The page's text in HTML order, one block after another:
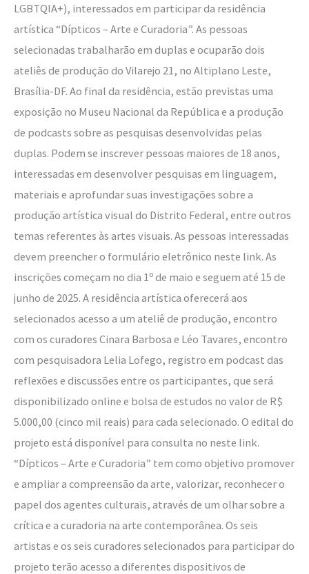
LGBTQIA+), interessados em participar da residência
artística “Dípticos – Arte e Curadoria”. As pessoas
selecionadas trabalharão em duplas e ocuparão dois
ateliês de produção do Vilarejo 21, no Altiplano Leste,
Brasília-DF. Ao final da residência, estão previstas uma
exposição no Museu Nacional da República e a produção
de podcasts sobre as pesquisas desenvolvidas pelas
duplas. Podem se inscrever pessoas maiores de 18 anos,
interessadas em desenvolver pesquisas em linguagem,
materiais e aprofundar suas investigações sobre a
produção artística visual do Distrito Federal, entre outros
temas referentes às artes visuais. As pessoas interessadas
devem preencher o formulário eletrônico neste link. As
inscrições começam no dia 1º de maio e seguem até 15 de
junho de 2025. A residência artística oferecerá aos
selecionados acesso a um ateliê de produção, encontro
com os curadores Cinara Barbosa e Léo Tavares, encontro
com pesquisadora Lelia Lofego, registro em podcast das
reflexões e discussões entre os participantes, que será
disponibilizado online e bolsa de estudos no valor de R$
5.000,00 (cinco mil reais) para cada selecionado. O edital do
projeto está disponível para consulta no neste link.
“Dípticos – Arte e Curadoria” tem como objetivo promover
e ampliar a compreensão da arte, valorizar, reconhecer o
papel dos agentes culturais, através de um olhar sobre a
crítica e a curadoria na arte contemporânea. Os seis
artistas e os seis curadores selecionados para participar do
projeto terão acesso a diferentes dispositivos de